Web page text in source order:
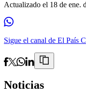
Actualizado el 18 de ene.
Sigue el canal de El País
Noticias